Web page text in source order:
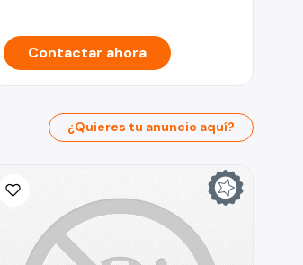
Contactar ahora
¿Quieres tu anuncio aquí?